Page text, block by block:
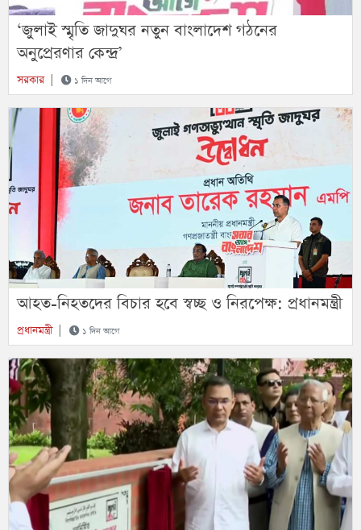
‘জুলাই স্মৃতি জাদুঘর নতুন বাংলাদেশ গঠনের
অনুপ্রেরণার কেন্দ্র’
সরকার| ১ দিন আগে
আহত-নিহতদের বিচার হবে স্বচ্ছ ও নিরপেক্ষ: প্রধানমন্ত্রী
প্রধানমন্ত্রী| ১ দিন আগে